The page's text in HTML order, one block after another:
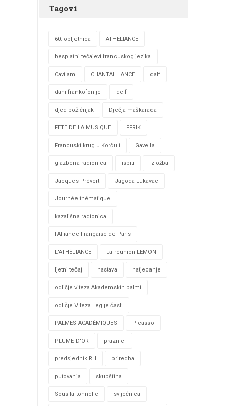
Tagovi
60. obljetnica ATHELIANCE
besplatni tečajevi francuskog jezika
Cavilam CHANTALLIANCE dalf
dani frankofonije delf
djed božićnjak Dječja maškarada
FETE DE LA MUSIQUE FFRIK
Francuski krug u Korčuli Gavella
glazbena radionica ispiti izložba
Jacques Prévert Jagoda Lukavac
Journée thématique
kazališna radionica
l'Alliance Française de Paris
L'ATHÉLIANCE La réunion LEMON
ljetni tečaj nastava natjecanje
odličje viteza Akademskih palmi
odličje Viteza Legije časti
PALMES ACADÉMIQUES Picasso
PLUME D'OR praznici
predsjednik RH priredba
putovanja skupština
Sous la tonnelle svijećnica